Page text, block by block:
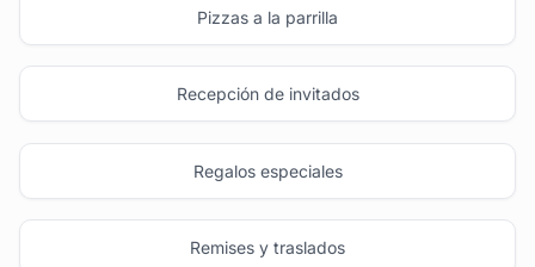
Pizzas a la parrilla
Recepción de invitados
Regalos especiales
Remises y traslados